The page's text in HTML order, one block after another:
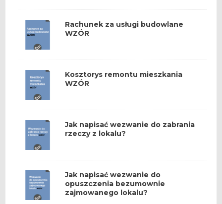
Rachunek za usługi budowlane
WZÓR
Kosztorys remontu mieszkania
WZÓR
Jak napisać wezwanie do zabrania
rzeczy z lokalu?
Jak napisać wezwanie do
opuszczenia bezumownie
zajmowanego lokalu?